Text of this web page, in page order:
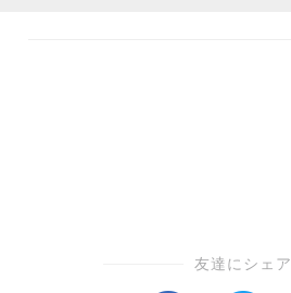
友達にシェア